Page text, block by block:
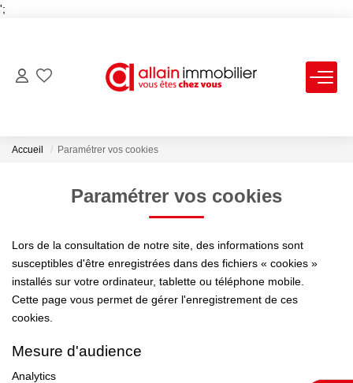
';
LOCATIONS
ESTIMATION
SYNDIC
NOS AGENCES
Nos Offres D'emploi
Accueil Paramétrer vos cookies
Paramétrer vos cookies
Lors de la consultation de notre site, des informations sont
susceptibles d'être enregistrées dans des fichiers « cookies »
installés sur votre ordinateur, tablette ou téléphone mobile.
Cette page vous permet de gérer l'enregistrement de ces
cookies.
Mesure d'audience
Analytics